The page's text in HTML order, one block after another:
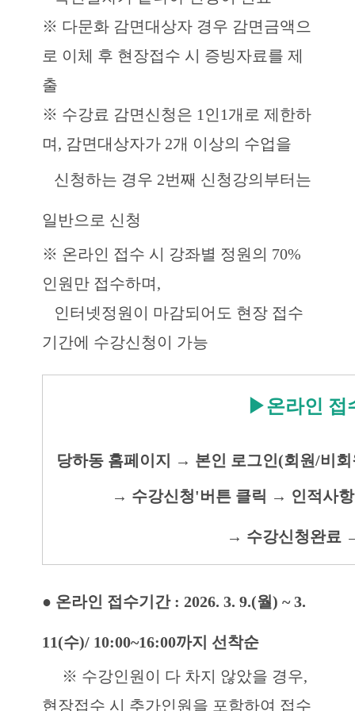
※ 다문화 감면대상자 경우 감면금액으
로 이체 후 현장접수 시 증빙자료를 제
출
※ 수강료 감면신청은 1인1개로 제한하
며, 감면대상자가 2개 이상의 수업을
신청하는 경우 2번째 신청강의부터는
일반으로 신청
※ 온라인 접수 시 강좌별 정원의 70%
인원만 접수하며,
인터넷정원이 마감되어도 현장 접수
기간에 수강신청이 가능
▶온라인
당하동 홈페이지 → 본인 로그인(회원/비
→ 수강신청'버튼 클릭 → 인적사
→ 수강신청완료
● 온라인 접수기간 : 2026. 3. 9.(월) ~ 3.
11(수)/ 10:00~16:00까지 선착순
※ 수강인원이 다 차지 않았을 경우,
현장접수 시 추가인원을 포함하여 접수